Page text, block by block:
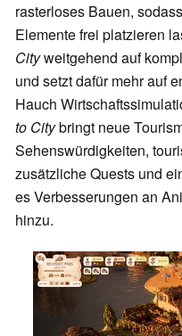
rasterloses Bauen,
Elemente frei platzieren
Cityweitgehend auf
und setzt dafür mehr auf
Hauch
to Citybringt neue
Sehenswürdigkeiten,
zusätzliche Quests und
es Verbesserungen an
hinzu.